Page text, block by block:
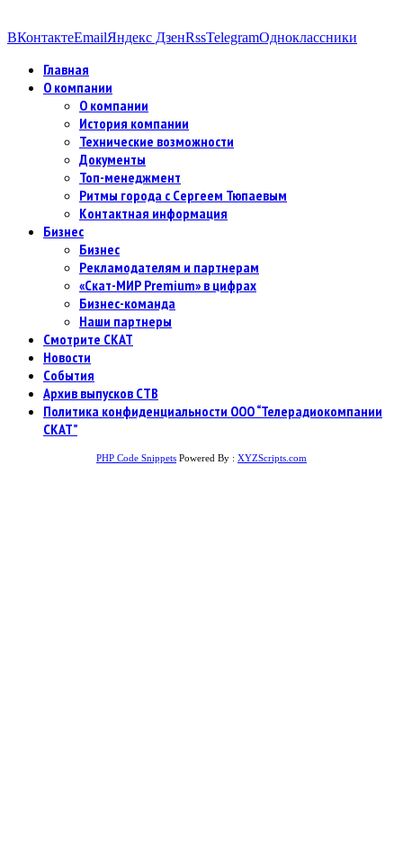
ВКонтактеEmailЯндекс ДзенRssTelegramОдноклассники
Главная
О компании
О компании
История компании
Технические возможности
Документы
Топ-менеджмент
Ритмы города с Сергеем Тюпаевым
Контактная информация
Бизнес
Бизнес
Рекламодателям и партнерам
«Скат-МИР Premium» в цифрах
Бизнес-команда
Наши партнеры
Смотрите СКАТ
Новости
События
Архив выпусков СТВ
Политика конфиденциальности ООО “Телерадиокомпании
СКАТ”
PHP Code Snippets Powered By : XYZScripts.com